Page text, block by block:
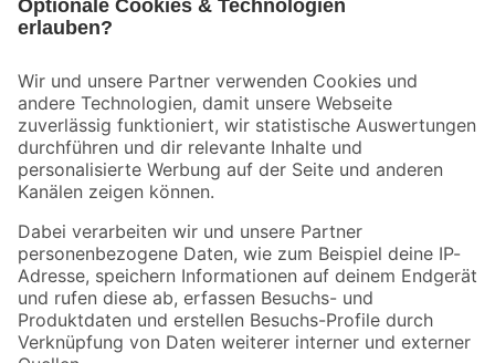
Der toom Newsletter: Keine Angebote und Aktionen mehr verpassen!
Zur Newsletter Anmeldung
Folge uns
Zahlungsarten Versandarten